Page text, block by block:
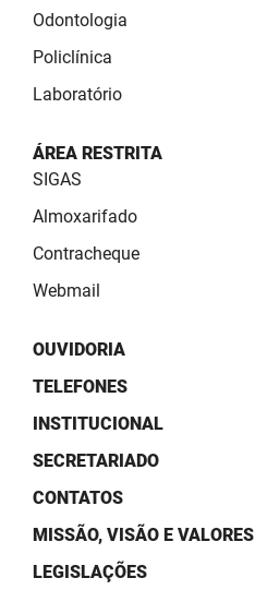
Odontologia
Policlínica
Laboratório
ÁREA RESTRITA
SIGAS
Almoxarifado
Contracheque
Webmail
OUVIDORIA
TELEFONES
INSTITUCIONAL
SECRETARIADO
CONTATOS
MISSÃO, VISÃO E VALORES
LEGISLAÇÕES